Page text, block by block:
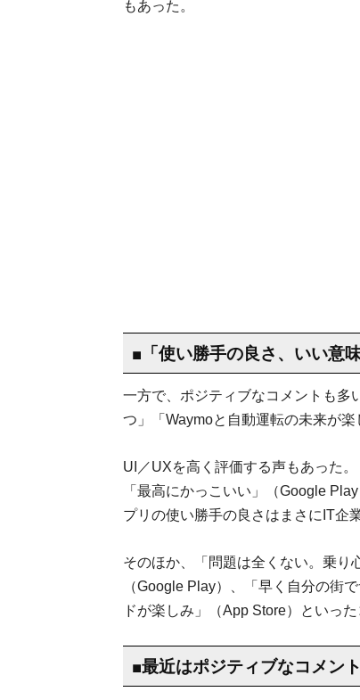
もあった。
■「使い勝手の良さ、いい意
一方で、ポジティブなコメントも多
つ」「Waymoと自動運転の未来が
UI／UXを高く評価する声もあった
「最高にかっこいい」（Google
プリの使い勝手の良さはまさにIT企
そのほか、「問題は全くない。乗り
（Google Play）、「早く自分の街
ドが楽しみ」（App Store）といった
■最近はポジティブなコメン